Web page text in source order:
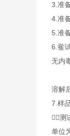
3.准
4.准
5.准
6.鲎
无内
溶解
7.样
：
单位